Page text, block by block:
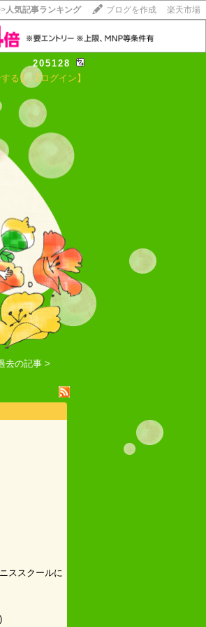
人気記事ランキング ブログを作成 楽天市場
205128
する】
【ログイン】
いいね!
去の記事 >
ススクールに